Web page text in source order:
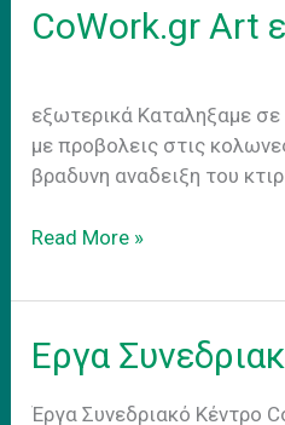
CoWork.gr Art
εξωτερικά Kαταληξαμε
με προβολεις στις
βραδυνη αναδειξη του
CoWork.gr
εξωτερικα
Read More »
Εργα
Έργα Συνεδριακό Κέντρο